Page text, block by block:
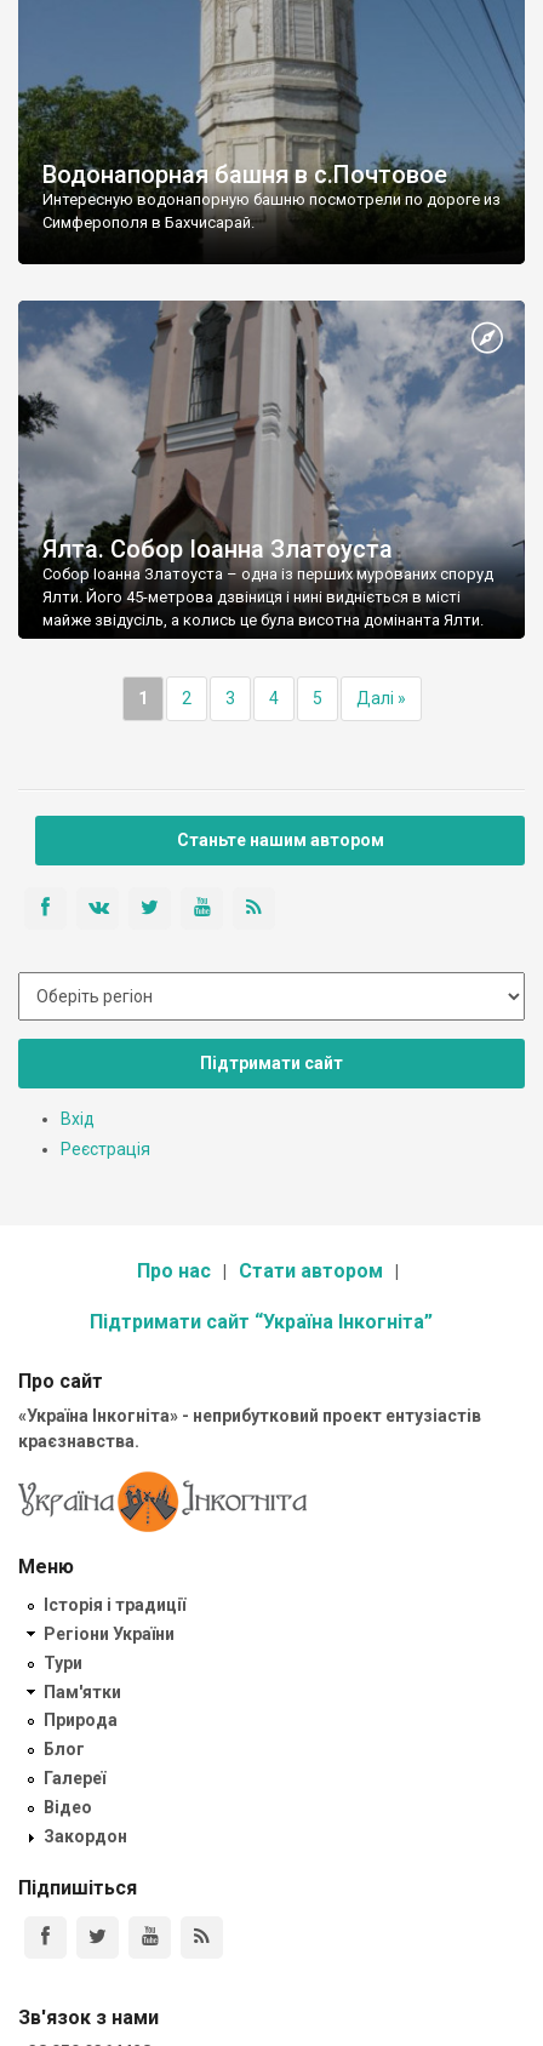
Водонапорная башня в с.Почтовое
Интересную водонапорную башню посмотрели по дороге из
Симферополя в Бахчисарай.
Ялта. Собор Іоанна Златоуста
Собор Іоанна Златоуста – одна із перших мурованих споруд
Ялти. Його 45-метрова дзвіниця і нині видніється в місті
майже звідусіль, а колись це була висотна домінанта Ялти.
1 2 3 4 5 Далі »
Станьте нашим автором
Підтримати сайт
Вхід
Реєстрація
Про нас Стати автором
Підтримати сайт “Україна Інкогніта”
Про сайт
«Україна Інкогніта» - неприбутковий проект ентузіастів
краєзнавства.
Меню
Історія і традиції
Регіони України
Тури
Пам'ятки
Природа
Блог
Галереї
Відео
Закордон
Підпишіться
Зв'язок з нами